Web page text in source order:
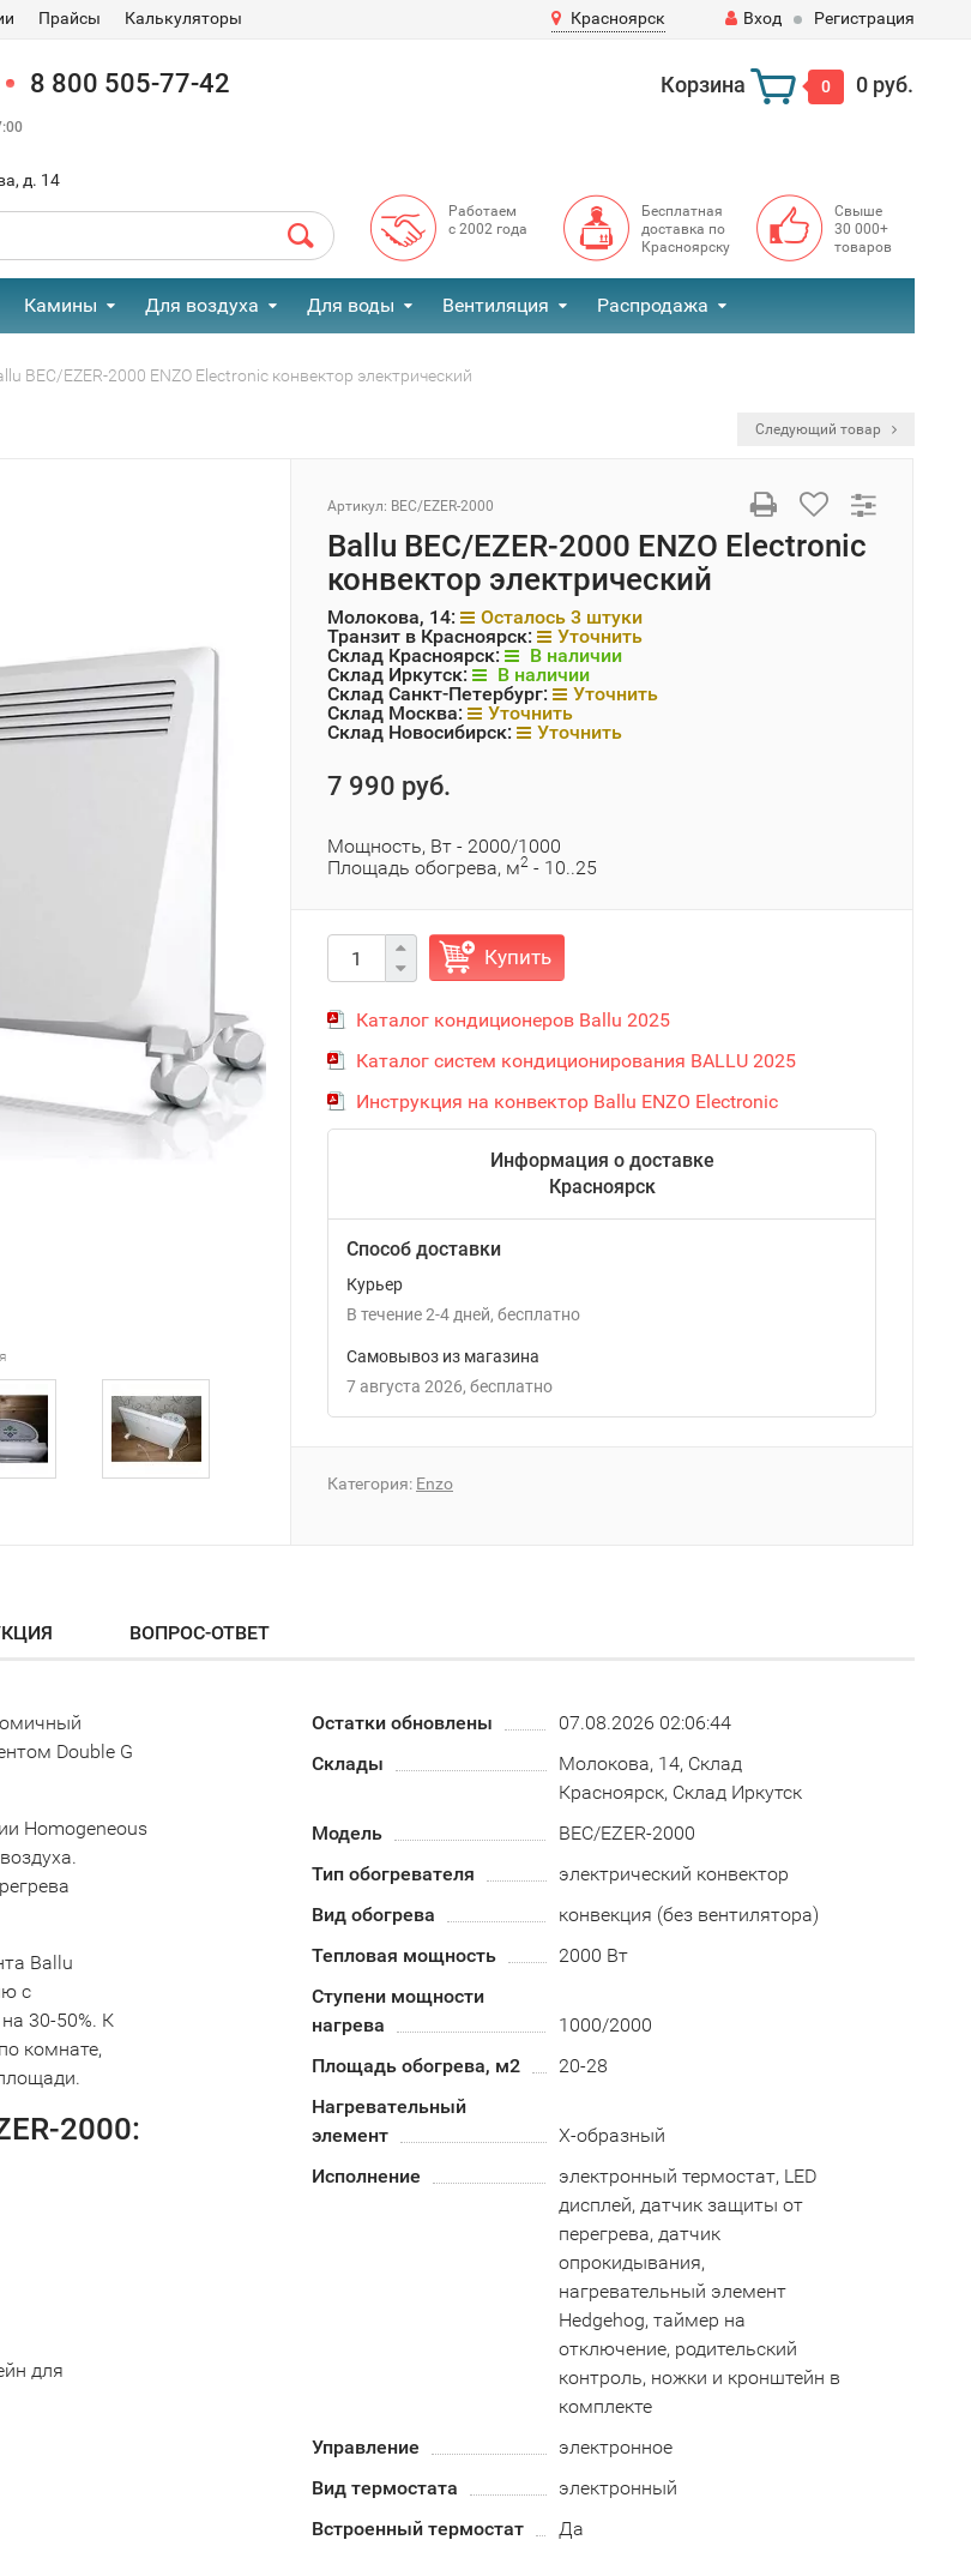
Прайсы Калькуляторы Красноярск Вход Регистрация
8 800 505-77-42
д. 14
Корзина 0 0 руб.
Работаем
с 2002 года
Бесплатная
доставка по
Красноярску
Свыше
30 000+
товаров
Камины Для воздуха Для воды Вентиляция Распродажа
BEC/EZER-2000 ENZO Electronic конвектор электрический
Следующий товар
Артикул: BEC/EZER-2000
Ballu BEC/EZER-2000 ENZO Electronic
конвектор электрический
Молокова, 14:
Осталось 3 штуки
Транзит в Красноярск:
Уточнить
Склад Красноярск:
В наличии
Склад Иркутск:
В наличии
Склад Санкт-Петербург:
Уточнить
Склад Москва:
Уточнить
Склад Новосибирск:
Уточнить
7 990 руб.
Мощность, Вт - 2000/1000
Площадь обогрева, м2 - 10..25
Купить
Каталог кондиционеров Ballu 2025
Каталог систем кондиционирования BALLU 2025
Инструкция на конвектор Ballu ENZO Electronic
Информация о доставке
Красноярск
Способ доставки
Курьер
В течение2-4 дней Бесплатно
Самовывоз из магазина
7 августа 2026
Бесплатно
Категория: Enzo
ВОПРОС-ОТВЕТ
Double G
Homogeneous
Ballu
с
30-50%. К
комнате,
2000:
для
Остатки обновлены
07.08.2026 02:06:44
Склады
Молокова, 14, Склад
Красноярск, Склад Иркутск
Модель
BEC/EZER-2000
Тип обогревателя
электрический конвектор
Вид обогрева
конвекция (без вентилятора)
Тепловая мощность
2000 Вт
Ступени мощности
нагрева
1000/2000
Площадь обогрева, м2
20-28
Нагревательный
элемент
Х-образный
Исполнение
электронный термостат, LED
дисплей, датчик защиты от
перегрева, датчик
опрокидывания,
нагревательный элемент
Hedgehog, таймер на
отключение, родительский
контроль, ножки и кронштейн в
комплекте
Управление
электронное
Вид термостата
электронный
Встроенный термостат
Да